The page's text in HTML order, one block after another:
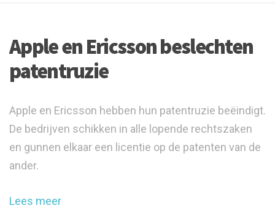
Apple en Ericsson beslechten
patentruzie
Apple en Ericsson hebben hun patentruzie beëindigt.
De bedrijven schikken in alle lopende rechtszaken
en gunnen elkaar een licentie op de patenten van de
ander.
Lees meer